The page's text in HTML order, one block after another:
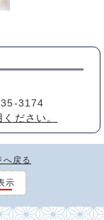
3174
ださい。
へ戻る
示